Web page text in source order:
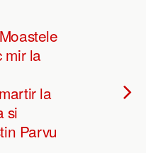
mir la
la
si
Parvu